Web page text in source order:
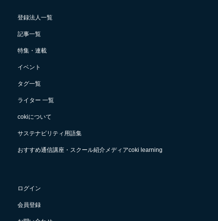
登録法人一覧
記事一覧
特集・連載
イベント
タグ一覧
ライター 一覧
cokiについて
サステナビリティ用語集
おすすめ通信講座・スクール紹介メディアcoki learning
ログイン
会員登録